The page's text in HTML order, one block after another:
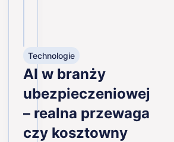
Technologie
AI w branży
ubezpieczeniowej
– realna przewaga
czy kosztowny